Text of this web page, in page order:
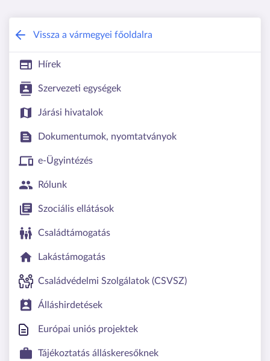
Vas Vármegyei Kormányhivatal
Vissza a vármegyei főoldalra
Hírek
Szervezeti egységek
Járási hivatalok
Dokumentumok, nyomtatványok
e-Ügyintézés
Rólunk
Szociális ellátások
Családtámogatás
Lakástámogatás
Családvédelmi Szolgálatok (CSVSZ)
Álláshirdetések
Európai uniós projektek
Tájékoztatás álláskeresőknek